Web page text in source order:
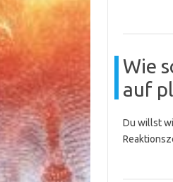
Wie
auf
Du willst